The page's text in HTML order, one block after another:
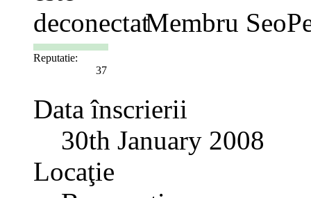
Membru
Reputatie:
37
Data înscrierii
30th January 2008
Locaţie